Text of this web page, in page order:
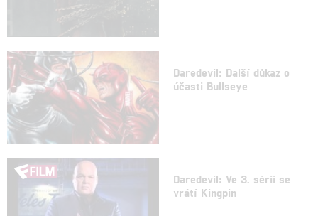
Daredevil: Další důkaz o
účasti Bullseye
Daredevil: Ve 3. sérii se
vrátí Kingpin